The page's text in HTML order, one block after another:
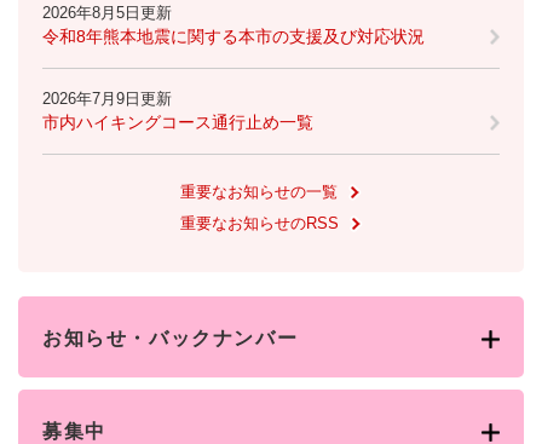
2026年8月5日更新
令和8年熊本地震に関する本市の支援及び対応状況
2026年7月9日更新
市内ハイキングコース通行止め一覧
重要なお知らせの一覧
重要なお知らせのRSS
お知らせ・バックナンバー
募集中